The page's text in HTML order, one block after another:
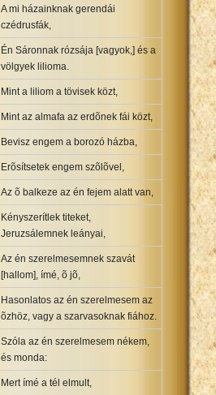
A mi házainknak gerendái
czédrusfák,
Én Sáronnak rózsája [vagyok,] és a
völgyek lilioma.
Mint a liliom a tövisek közt,
Mint az almafa az erdõnek fái közt,
Bevisz engem a borozó házba,
Erõsítsetek engem szõlõvel,
Az õ balkeze az én fejem alatt van,
Kényszerítlek titeket,
Jeruzsálemnek leányai,
Az én szerelmesemnek szavát
[hallom], ímé, õ jõ,
Hasonlatos az én szerelmesem az
õzhöz, vagy a szarvasoknak fiához.
Szóla az én szerelmesem nékem,
és monda:
Mert ímé a tél elmult,